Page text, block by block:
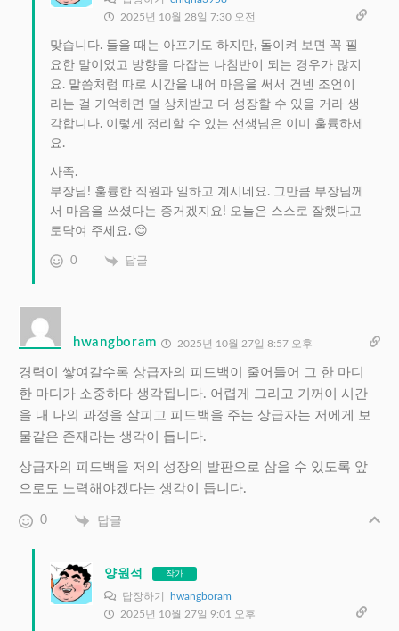
2025년 10월 28일 7:30 오전
맞습니다. 들을 때는 아프기도 하지만, 돌이켜 보면 꼭 필
요한 말이었고 방향을 다잡는 나침반이 되는 경우가 많지
요. 말씀처럼 따로 시간을 내어 마음을 써서 건넨 조언이
라는 걸 기억하면 덜 상처받고 더 성장할 수 있을 거라 생
각합니다. 이렇게 정리할 수 있는 선생님은 이미 훌륭하세
요.
사족.
부장님! 훌륭한 직원과 일하고 계시네요. 그만큼 부장님께
서 마음을 쓰셨다는 증거겠지요! 오늘은 스스로 잘했다고
토닥여 주세요. 😊
0 답글
hwangboram 2025년 10월 27일 8:57 오후
경력이 쌓여갈수록 상급자의 피드백이 줄어들어 그 한 마디
한 마디가 소중하다 생각됩니다. 어렵게 그리고 기꺼이 시간
을 내 나의 과정을 살피고 피드백을 주는 상급자는 저에게 보
물같은 존재라는 생각이 듭니다.
상급자의 피드백을 저의 성장의 발판으로 삼을 수 있도록 앞
으로도 노력해야겠다는 생각이 듭니다.
0 답글
양원석 작가
답장하기
hwangboram
2025년 10월 27일 9:01 오후